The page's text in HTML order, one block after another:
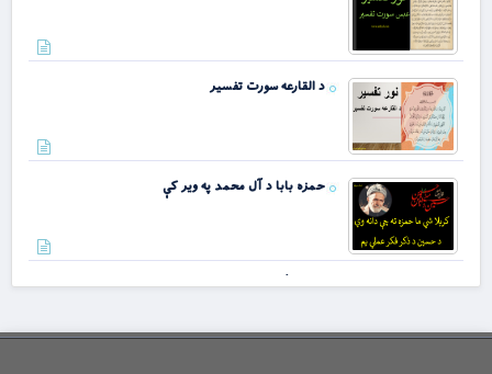
د القارعه سورت تفسیر
حمزه بابا د آل محمد په ویر کې
رَحْمَةً لِلْعَالَمِينَ